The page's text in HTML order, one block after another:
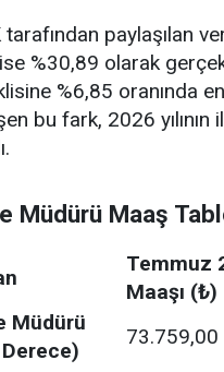
paylaşılan
ise %30,89 olarak
%6,85 oranında
bu fark, 2026 yılının
Müdürü Maaş
Temmuz
Maaşı (₺)
Müdürü
73.759,00